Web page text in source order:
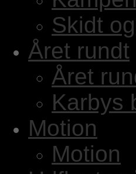
Skidt
Året rundt
Året
Karbys
Motion
Motion